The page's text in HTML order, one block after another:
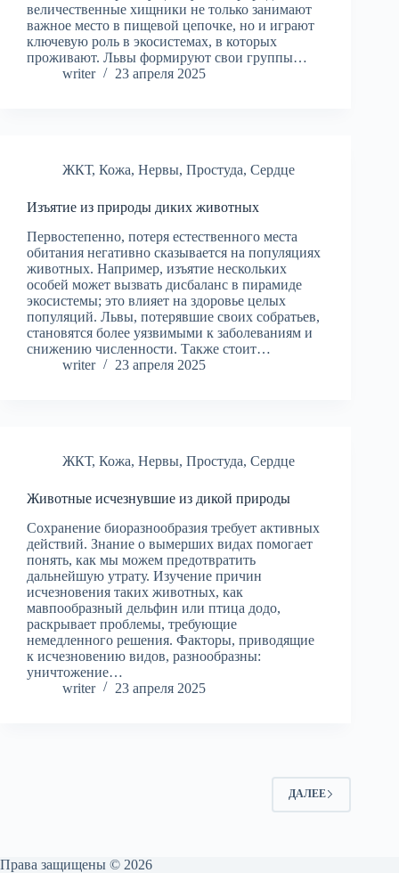
величественные хищники не только занимают
важное место в пищевой цепочке, но и играют
ключевую роль в экосистемах, в которых
проживают. Львы формируют свои группы…
writer
23 апреля 2025
ЖКТ, Кожа, Нервы, Простуда, Сердце
Изъятие из природы диких животных
Первостепенно, потеря естественного места
обитания негативно сказывается на популяциях
животных. Например, изъятие нескольких
особей может вызвать дисбаланс в пирамиде
экосистемы; это влияет на здоровье целых
популяций. Львы, потерявшие своих собратьев,
становятся более уязвимыми к заболеваниям и
снижению численности. Также стоит…
writer
23 апреля 2025
ЖКТ, Кожа, Нервы, Простуда, Сердце
Животные исчезнувшие из дикой природы
Сохранение биоразнообразия требует активных
действий. Знание о вымерших видах помогает
понять, как мы можем предотвратить
дальнейшую утрату. Изучение причин
исчезновения таких животных, как
мавпообразный дельфин или птица додо,
раскрывает проблемы, требующие
немедленного решения. Факторы, приводящие
к исчезновению видов, разнообразны:
уничтожение…
writer
23 апреля 2025
ДАЛЕЕ
Права защищены © 2026